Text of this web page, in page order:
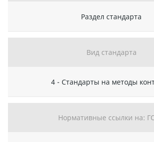
Раздел стандарта
Вид стандарта
4 - Стандарты на методы
Нормативные ссылки на: